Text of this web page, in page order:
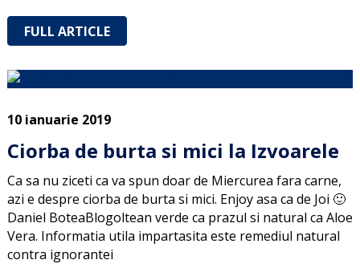
FULL ARTICLE
10 ianuarie 2019
Ciorba de burta si mici la Izvoarele
Ca sa nu ziceti ca va spun doar de Miercurea fara carne,
azi e despre ciorba de burta si mici. Enjoy asa ca de Joi 🙂
Daniel BoteaBlogoltean verde ca prazul si natural ca Aloe
Vera. Informatia utila impartasita este remediul natural
contra ignorantei